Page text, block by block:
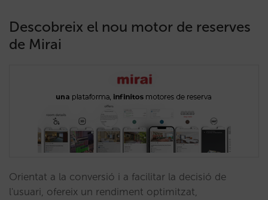
Descobreix el nou motor de reserves
de Mirai
Orientat a la conversió i a facilitar la decisió de
l'usuari, ofereix un rendiment optimitzat,